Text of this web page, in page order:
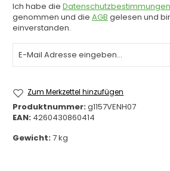
Ich habe die Datenschutzbestimmungen
genommen und die AGB gelesen und
einverstanden.
Zum Merkzettel hinzufügen
Produktnummer:g1157VENH07
EAN: 4260430860414
Gewicht:7 kg